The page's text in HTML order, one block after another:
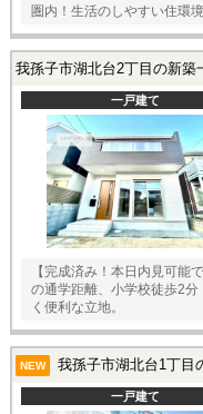
圏内！生活のしやすい住環境
我孫子市湖北台2丁目の新築
一戸建て
【完成済み！本日内見可能
の通学距離、小学校徒歩2
く便利な立地。
NEW 我孫子市湖北台1丁目
一戸建て